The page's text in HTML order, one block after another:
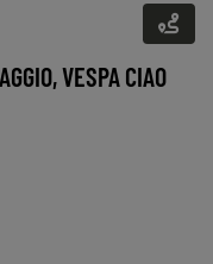
VESPA CIAO